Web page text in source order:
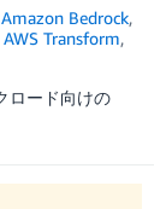
Amazon Bedrock,
AWS Transform,
ロード向けの